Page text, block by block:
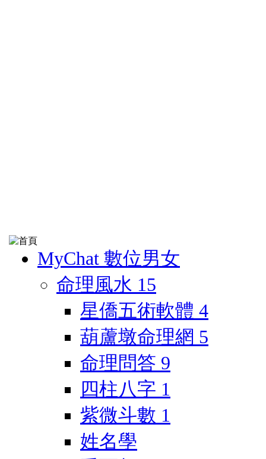
MyChat 數位男女
命理風水 15
星僑五術軟體 4
葫蘆墩命理網 5
命理問答 9
四柱八字 1
紫微斗數 1
姓名學